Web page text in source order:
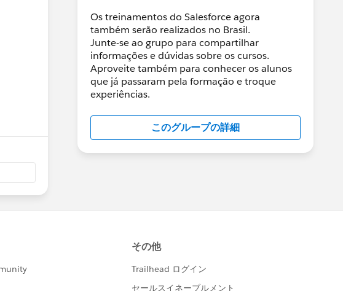
Os treinamentos do Salesforce agora
também serão realizados no Brasil.
Junte-se ao grupo para compartilhar
informações e dúvidas sobre os cursos.
Aproveite também para conhecer os alunos
que já passaram pela formação e troque
experiências.
このグループの詳細